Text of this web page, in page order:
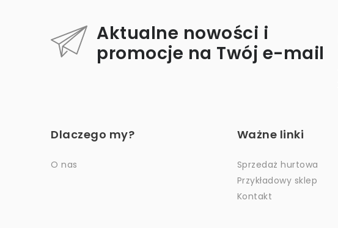
t
y
Aktualne nowości i
promocje na Twój e-mail
Dlaczego my?
O nas
Ważne linki
Sprzedaż hurtowa
Przykładowy sklep
Kontakt